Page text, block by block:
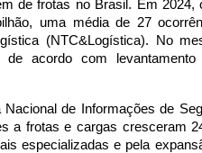
de frotas no Brasil. Em
uma média de 27
(NTC&Logística). No
acordo com levantamento
de Informações de
a frotas e cargas cresceram
especializadas e pela